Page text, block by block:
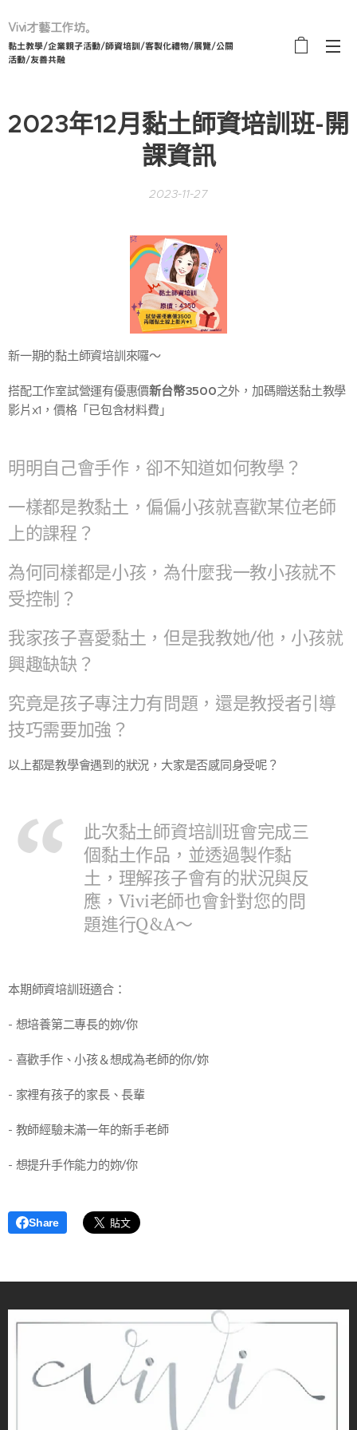
Vivi才藝工作坊。
黏土教學/企業親子活動/師資培訓/客製化禮物/展覽/公關
活動/友善共融
2023年12月黏土師資培訓班-開
課資訊
2023-11-27
新一期的黏土師資培訓來囉～
搭配工作室試營運有優惠價新台幣3500之外，加碼贈送黏土教學
影片x1，價格「已包含材料費」
明明自己會手作，卻不知道如何教學？
一樣都是教黏土，偏偏小孩就喜歡某位老師
上的課程？
為何同樣都是小孩，為什麼我一教小孩就不
受控制？
我家孩子喜愛黏土，但是我教她/他，小孩就
興趣缺缺？
究竟是孩子專注力有問題，還是教授者引導
技巧需要加強？
以上都是教學會遇到的狀況，大家是否感同身受呢？
此次黏土師資培訓班會完成三
個黏土作品，並透過製作黏
土，理解孩子會有的狀況與反
應，Vivi老師也會針對您的問
題進行Q&A～
本期師資培訓班適合：
- 想培養第二專長的妳/你
- 喜歡手作、小孩＆想成為老師的你/妳
- 家裡有孩子的家長、長輩
- 教師經驗未滿一年的新手老師
- 想提升手作能力的妳/你
Share